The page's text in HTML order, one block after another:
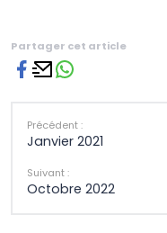
Partager cet article
Précédent :
Janvier 2021
Suivant :
Octobre 2022